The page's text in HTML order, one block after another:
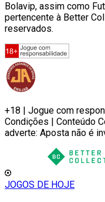
Bolavip, assim como
pertencente à Better
reservados.
+18 | Jogue com
Condições | Conteúdo
adverte: Aposta não é
JOGOS DE HOJE